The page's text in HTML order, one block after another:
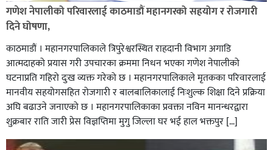
पत्रकारको प्रेसकार्ड बोकेर हिड्ने लागुऔषध कारोबारमा संलग्न
रहेको आरोपमा ३ जना पक्राउ,
भिक्षा मागेर कारमा घुम्ने बाबाहरूलाई दाङ प्रहरीले पक्राउ,भारत
फर्कने सर्तमा रिहा,
गणेश नेपालीको परिवारलाई काठमाडौं महानगरको सहयोग र रोजगारी
दिने घोषणा,
काठमाडौं । महानगरपालिकाले त्रिपुरेश्वरस्थित राहदानी विभाग अगाडि
आत्मदाहको प्रयास गरी उपचारका क्रममा निधन भएका गणेश नेपालीको
घटनाप्रति गहिरो दुःख व्यक्त गरेको छ । महानगरपालिकाले मृतकका परिवारलाई
मानवीय सहयोगसहित रोजगारी र बालबालिकालाई निःशुल्क शिक्षा दिने प्रक्रिया
अघि बढाउने जनाएको छ । महानगरपालिकाका प्रवक्ता नविन मानन्धरद्वारा
शुक्रबार राति जारी प्रेस विज्ञप्तिमा मुगु जिल्ला घर भई हाल भक्तपुर […]